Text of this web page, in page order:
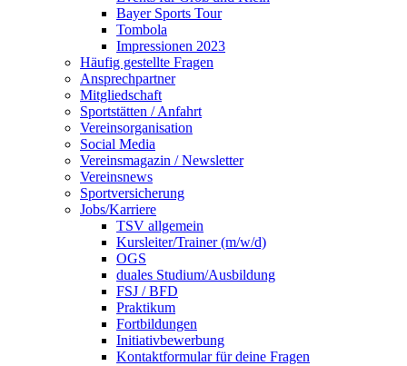
Bayer Sports Tour
Tombola
Impressionen 2023
Häufig gestellte Fragen
Ansprechpartner
Mitgliedschaft
Sportstätten / Anfahrt
Vereinsorganisation
Social Media
Vereinsmagazin / Newsletter
Vereinsnews
Sportversicherung
Jobs/Karriere
TSV allgemein
Kursleiter/Trainer (m/w/d)
OGS
duales Studium/Ausbildung
FSJ / BFD
Praktikum
Fortbildungen
Initiativbewerbung
Kontaktformular für deine Fragen